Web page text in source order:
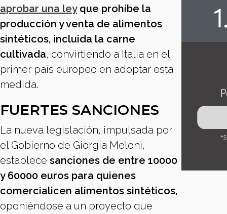
aprobar una leyque prohíbe la
producción y venta de alimentos
sintéticos, incluida la carne
cultivada, convirtiendo a Italia en el
primer país europeo en adoptar esta
medida.
FUERTES SANCIONES
La nueva legislación, impulsada por
el Gobierno de Giorgia Meloni,
establece sanciones de entre 10000
y 60000 euros para quienes
comercialicen alimentos sintéticos,
oponiéndose a un proyecto que